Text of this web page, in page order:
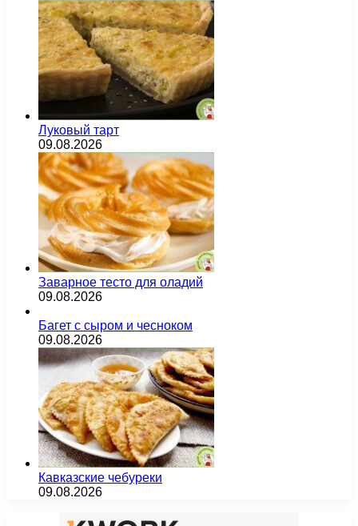
Луковый тарт
09.08.2026
Заварное тесто для оладий
09.08.2026
Багет с сыром и чесноком
09.08.2026
Кавказские чебуреки
09.08.2026